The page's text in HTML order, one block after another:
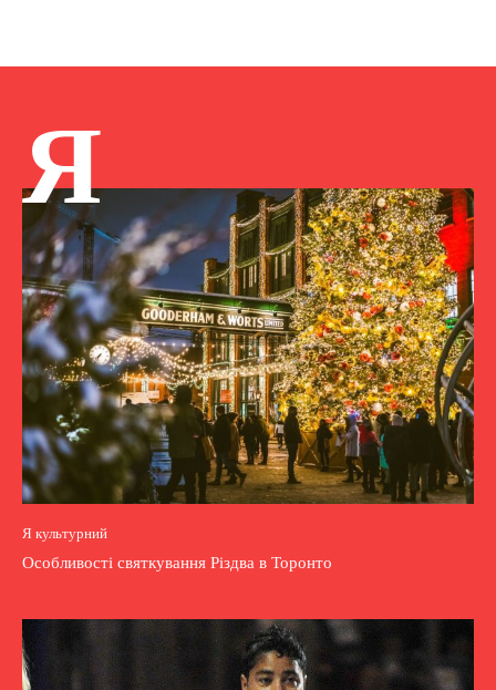
Я
Я культурний
Особливості святкування Різдва в Торонто